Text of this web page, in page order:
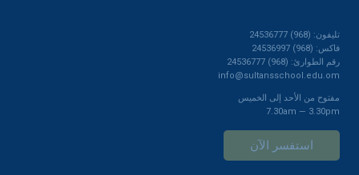
تليفون: (968) 24536777
فاكس: (968) 24536997
رقم الطوارئ: (968) 24536777
info@sultansschool.edu.om
مفتوح من الأحد إلى الخميس
7.30am — 3.30pm
استفسر الآن